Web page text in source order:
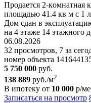
Пpoдaетcя 2-кoмнaтнaя
площaдью 41.4 кв м с 1
Дом cдaн в
на 4 этаже 14 этажнoгo
06.08.2026
32 просмотров, 7 за
номер объекта
5 750 000 руб.
138 889 руб./м2
В ипотеку от 10 000 р/
Записаться на просмотр